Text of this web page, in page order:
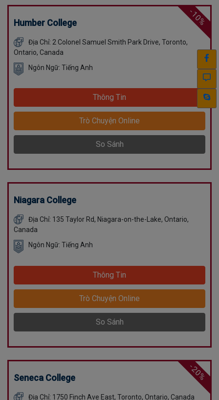
-10%
Humber College
Địa Chỉ: 2 Colonel Samuel Smith Park Drive, Toronto,
Ontario, Canada
Ngôn Ngữ: Tiếng Anh
Thông Tin
Trò Chuyện Online
So Sánh
Niagara College
Địa Chỉ: 135 Taylor Rd, Niagara-on-the-Lake, Ontario,
Canada
Ngôn Ngữ: Tiếng Anh
Thông Tin
Trò Chuyện Online
So Sánh
-20%
Seneca College
Địa Chỉ: 1750 Finch Ave East, Toronto, Ontario, Canada